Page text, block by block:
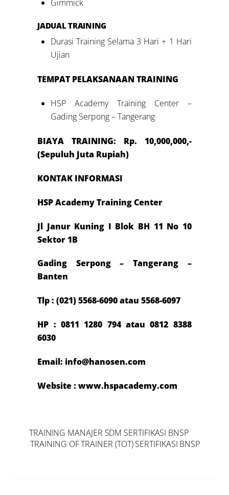
Gimmick
JADUAL TRAINING
Durasi Training Selama 3 Hari + 1 Hari
Ujian
TEMPAT PELAKSANAAN TRAINING
HSP Academy Training Center –
Gading Serpong – Tangerang
BIAYA TRAINING: Rp. 10,000,000,-
(Sepuluh Juta Rupiah)
KONTAK INFORMASI
HSP Academy Training Center
Jl Janur Kuning I Blok BH 11 No 10
Sektor 1B
Gading Serpong – Tangerang –
Banten
Tlp : (021) 5568-6090 atau 5568-6097
HP : 0811 1280 794 atau 0812 8388
6030
Email: info@hanosen.com
Website : www.hspacademy.com
TRAINING MANAJER SDM SERTIFIKASI BNSP
TRAINING OF TRAINER (TOT) SERTIFIKASI BNSP